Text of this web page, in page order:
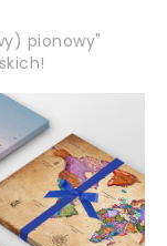
pionowy"